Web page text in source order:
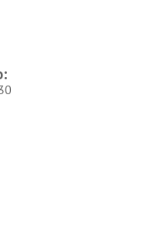
морозильных камер